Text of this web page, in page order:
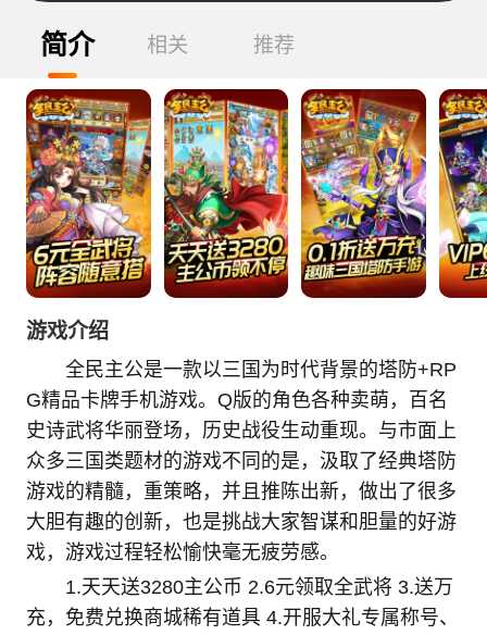
简介 相关 推荐
游戏介绍
全民主公是一款以三国为时代背景的塔防+RP
G精品卡牌手机游戏。Q版的角色各种卖萌，百名
史诗武将华丽登场，历史战役生动重现。与市面上
众多三国类题材的游戏不同的是，汲取了经典塔防
游戏的精髓，重策略，并且推陈出新，做出了很多
大胆有趣的创新，也是挑战大家智谋和胆量的好游
戏，游戏过程轻松愉快毫无疲劳感。
1.天天送3280主公币 2.6元领取全武将 3.送万
充，免费兑换商城稀有道具 4.开服大礼专属称号、